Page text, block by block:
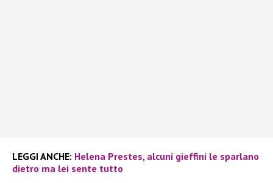
LEGGI ANCHE: Helena Prestes, alcuni gieffini le sparlano
dietro ma lei sente tutto